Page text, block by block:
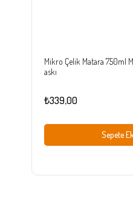
Mikro Çelik Matara 750ml
askı
₺339,00
Sepete